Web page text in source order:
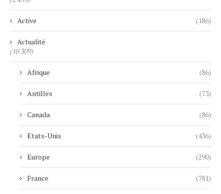
Active (186)
Actualité
(10 309)
Afrique (86)
Antilles (73)
Canada (86)
Etats-Unis (436)
Europe (290)
France (781)